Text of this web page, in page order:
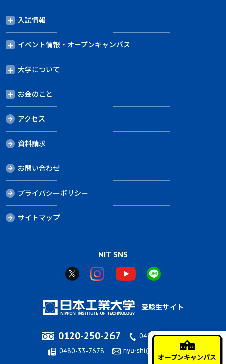
オープンキャンパス
入試情報
イベント情報・オープンキャンパス
大学について
お金のこと
アクセス
資料請求
お問い合わせ
プライバシーポリシー
サイトマップ
NIT SNS
受験生サイト
0120-250-267
0480-33-7676
0480-33-7678